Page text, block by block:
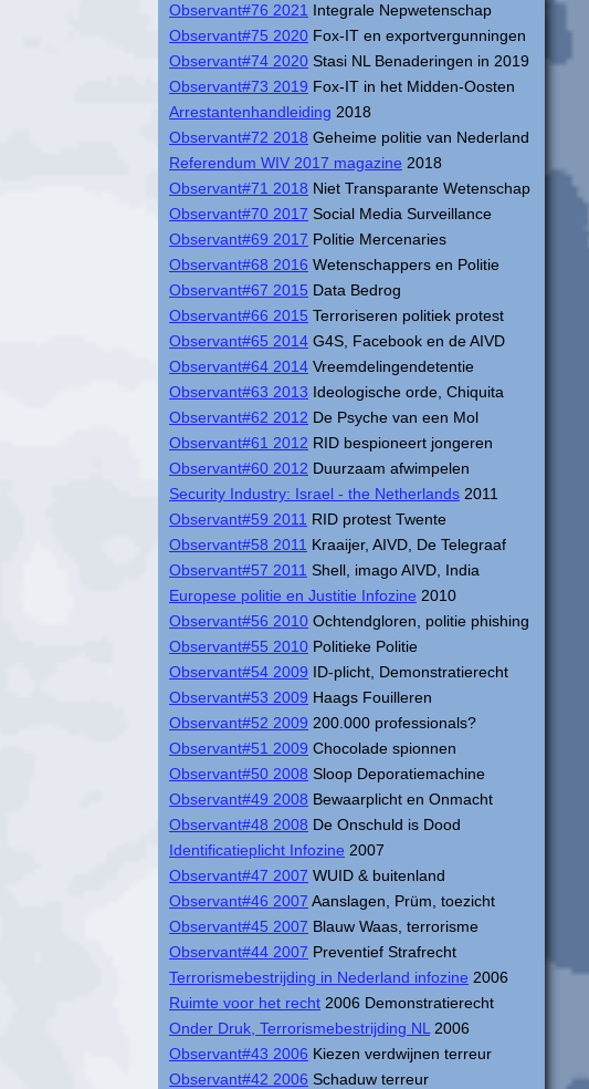
Observant#76 2021 Integrale Nepwetenschap
Observant#75 2020 Fox-IT en exportvergunningen
Observant#74 2020 Stasi NL Benaderingen in 2019
Observant#73 2019 Fox-IT in het Midden-Oosten
Arrestantenhandleiding 2018
Observant#72 2018 Geheime politie van Nederland
Referendum WIV 2017 magazine 2018
Observant#71 2018 Niet Transparante Wetenschap
Observant#70 2017 Social Media Surveillance
Observant#69 2017 Politie Mercenaries
Observant#68 2016 Wetenschappers en Politie
Observant#67 2015 Data Bedrog
Observant#66 2015 Terroriseren politiek protest
Observant#65 2014 G4S, Facebook en de AIVD
Observant#64 2014 Vreemdelingendetentie
Observant#63 2013 Ideologische orde, Chiquita
Observant#62 2012 De Psyche van een Mol
Observant#61 2012 RID bespioneert jongeren
Observant#60 2012 Duurzaam afwimpelen
Security Industry: Israel - the Netherlands 2011
Observant#59 2011 RID protest Twente
Observant#58 2011 Kraaijer, AIVD, De Telegraaf
Observant#57 2011 Shell, imago AIVD, India
Europese politie en Justitie Infozine 2010
Observant#56 2010 Ochtendgloren, politie phishing
Observant#55 2010 Politieke Politie
Observant#54 2009 ID-plicht, Demonstratierecht
Observant#53 2009 Haags Fouilleren
Observant#52 2009 200.000 professionals?
Observant#51 2009 Chocolade spionnen
Observant#50 2008 Sloop Deporatiemachine
Observant#49 2008 Bewaarplicht en Onmacht
Observant#48 2008 De Onschuld is Dood
Identificatieplicht Infozine 2007
Observant#47 2007 WUID & buitenland
Observant#46 2007 Aanslagen, Prüm, toezicht
Observant#45 2007 Blauw Waas, terrorisme
Observant#44 2007 Preventief Strafrecht
Terrorismebestrijding in Nederland infozine 2006
Ruimte voor het recht 2006 Demonstratierecht
Onder Druk, Terrorismebestrijding NL 2006
Observant#43 2006 Kiezen verdwijnen terreur
Observant#42 2006 Schaduw terreur